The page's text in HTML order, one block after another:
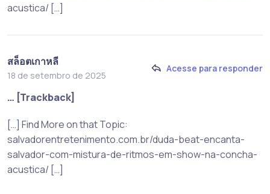
acustica/ […]
สล็อตเกาหลี
18 de setembro de 2025
Acesse para responder
… [Trackback]
[…] Find More on that Topic:
salvadorentretenimento.com.br/duda-beat-encanta-
salvador-com-mistura-de-ritmos-em-show-na-concha-
acustica/ […]